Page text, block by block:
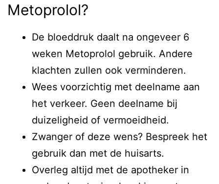
Metoprolol?
De bloeddruk daalt na ongeveer 6
weken Metoprolol gebruik. Andere
klachten zullen ook verminderen.
Wees voorzichtig met deelname aan
het verkeer. Geen deelname bij
duizeligheid of vermoeidheid.
Zwanger of deze wens? Bespreek het
gebruik dan met de huisarts.
Overleg altijd met de apotheker in